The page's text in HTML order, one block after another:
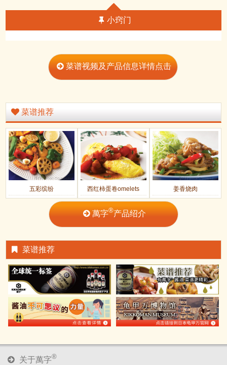
小窍门
菜谱视频及产品信息详情点击
菜谱推荐
五彩缤纷 西红柿蛋卷omelets 姜香烧肉
萬字®产品绍介
菜谱推荐
关于萬字®